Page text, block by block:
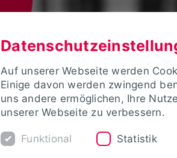
Auf unserer Webseite werden
Einige davon werden zwingend
uns andere ermöglichen, Ihre
unserer Webseite zu verbessern.
Funktional Statistik